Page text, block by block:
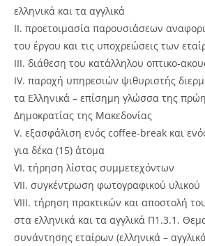
ελληνικά και τα αγγλικά
II. προετοιμασία παρουσιάσεων
του έργου και τις υποχρεώσεις των
III. διάθεση του κατάλληλου οπτικο-
IV. παροχή υπηρεσιών ψιθυριστής
τα Ελληνικά – επίσημη γλώσσα της
Δημοκρατίας της Μακεδονίας
V. εξασφάλιση ενός coffee-break και
για δέκα (15) άτομα
VI. τήρηση λίστας συμμετεχόντων
VII. συγκέντρωση φωτογραφικού υλικού
VIII. τήρηση πρακτικών και αποστολή
στα ελληνικά και τα αγγλικά Π1.3.1.
συνάντησης εταίρων (ελληνικά –